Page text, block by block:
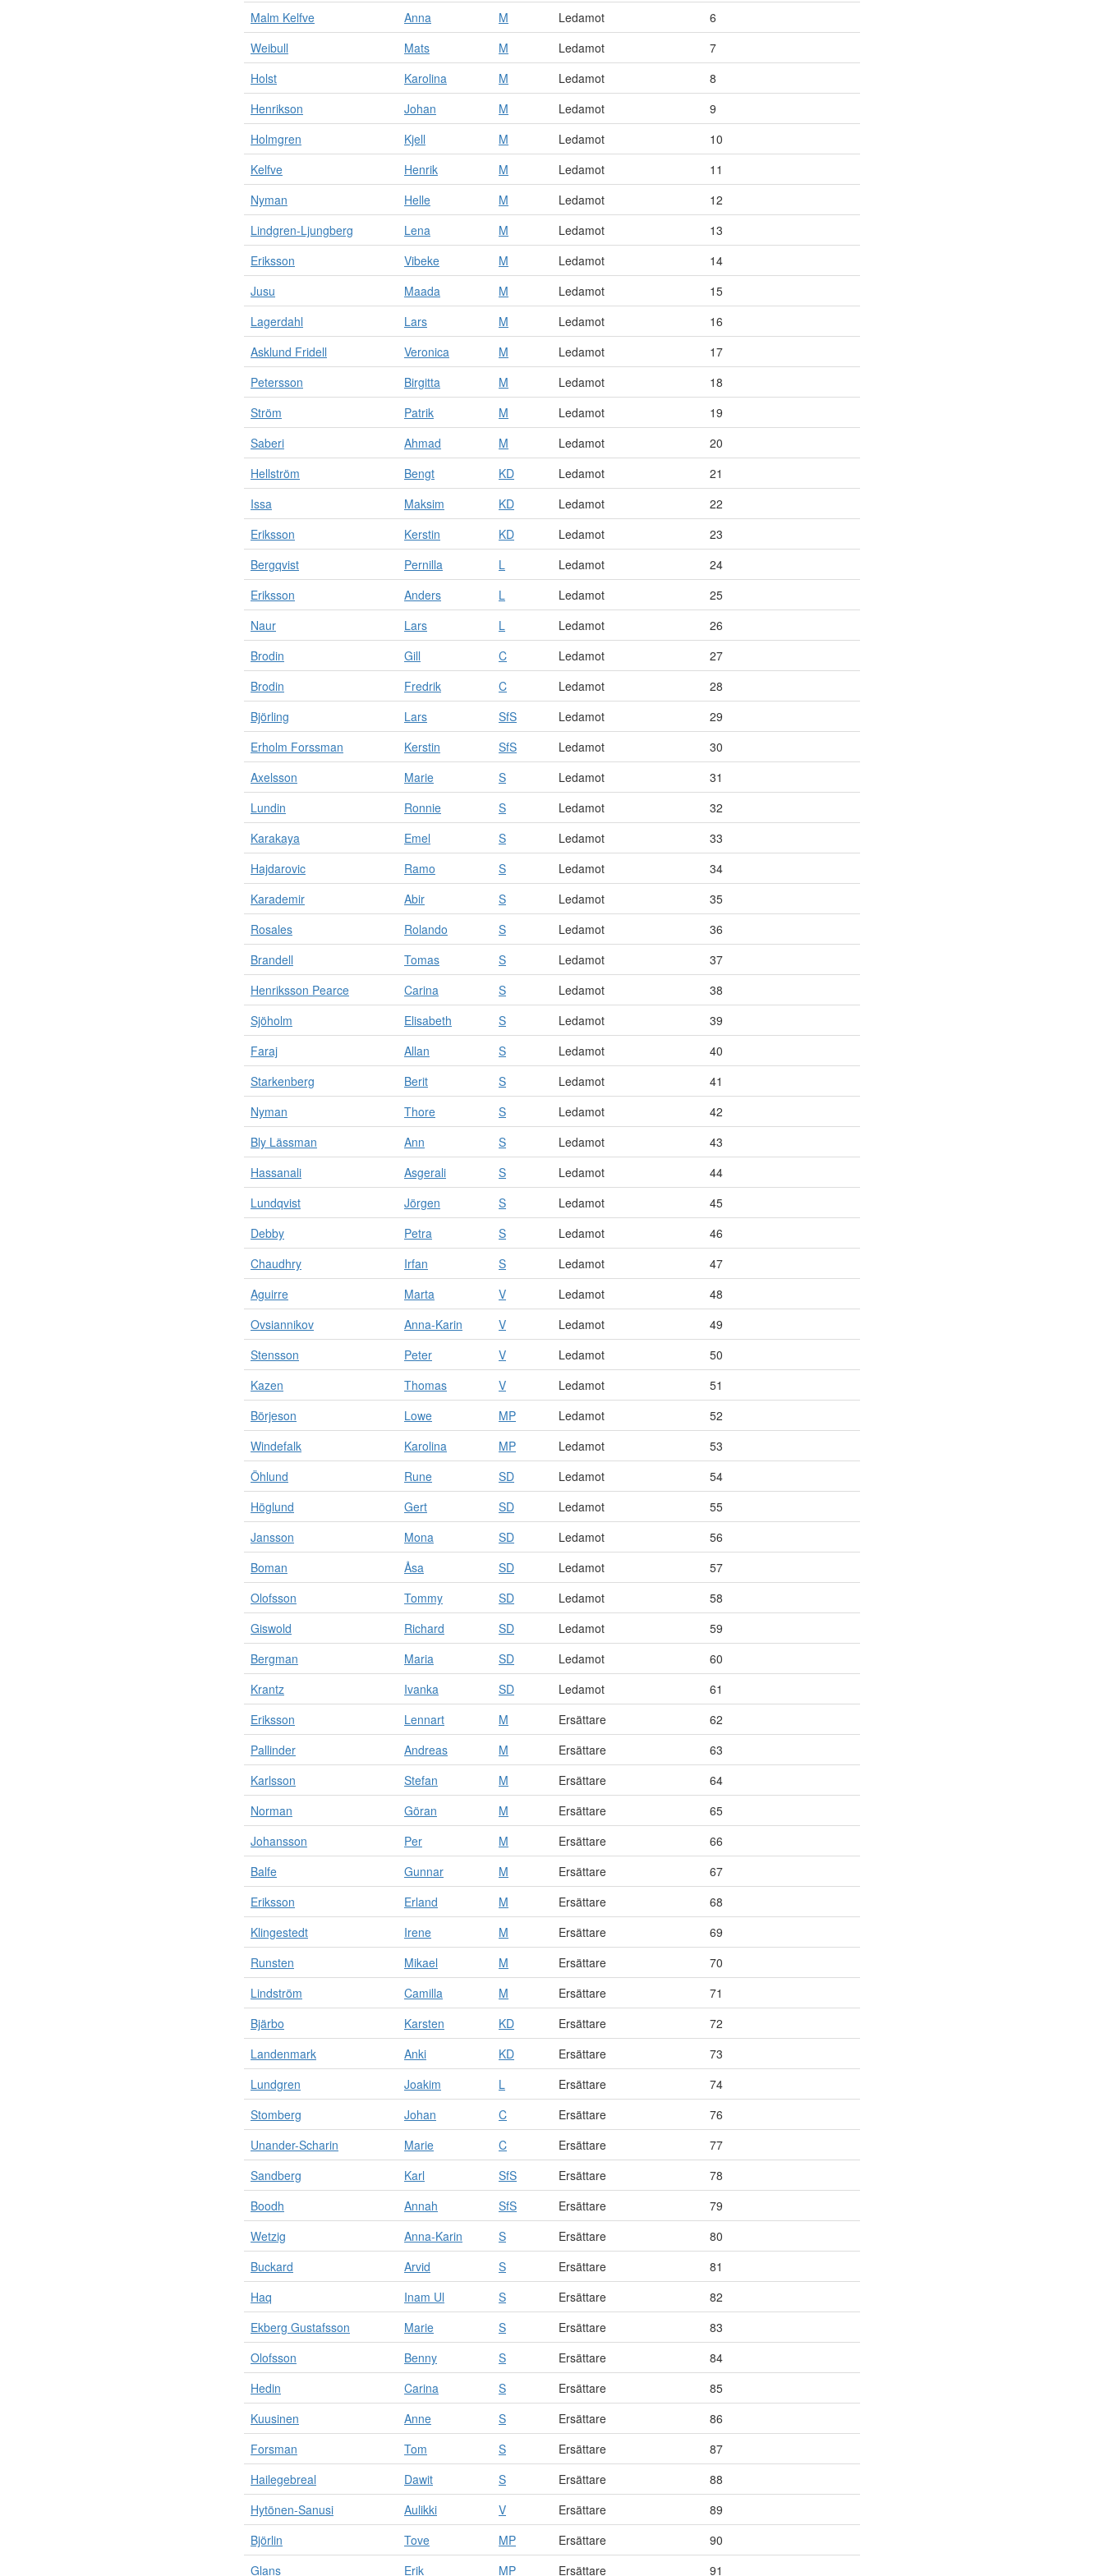
Malm Kelfve
Anna M Ledamot
6
Weibull
Mats M Ledamot
7
Holst
Karolina M Ledamot
8
Henrikson
Johan M Ledamot
9
Holmgren
Kjell M Ledamot
10
Kelfve
Henrik M Ledamot
11
Nyman
Helle M Ledamot
12
Lindgren-Ljungberg
Lena M Ledamot
13
Eriksson
Vibeke M Ledamot
14
Jusu
Maada M Ledamot
15
Lagerdahl
Lars M Ledamot
16
Asklund Fridell
Veronica M Ledamot
17
Petersson
Birgitta M Ledamot
18
Ström
Patrik M Ledamot
19
Saberi
Ahmad M Ledamot
20
Hellström
Bengt KD Ledamot
21
Issa
Maksim KD Ledamot
22
Eriksson
Kerstin KD Ledamot
23
Bergqvist
Pernilla L Ledamot
24
Eriksson
Anders L Ledamot
25
Naur
Lars L Ledamot
26
Brodin
Gill C Ledamot
27
Brodin
Fredrik C Ledamot
28
Björling
Lars SfS Ledamot
29
Erholm Forssman
Kerstin SfS Ledamot
30
Axelsson
Marie S Ledamot
31
Lundin
Ronnie S Ledamot
32
Karakaya
Emel S Ledamot
33
Hajdarovic
Ramo S Ledamot
34
Karademir
Abir S Ledamot
35
Rosales
Rolando S Ledamot
36
Brandell
Tomas S Ledamot
37
Henriksson Pearce
Carina S Ledamot
38
Sjöholm
Elisabeth S Ledamot
39
Faraj
Allan S Ledamot
40
Starkenberg
Berit S Ledamot
41
Nyman
Thore S Ledamot
42
Bly Lässman
Ann S Ledamot
43
Hassanali
Asgerali S Ledamot
44
Lundqvist
Jörgen S Ledamot
45
Debby
Petra S Ledamot
46
Chaudhry
Irfan S Ledamot
47
Aguirre
Marta V Ledamot
48
Ovsiannikov
Anna-Karin V Ledamot
49
Stensson
Peter V Ledamot
50
Kazen
Thomas V Ledamot
51
Börjeson
Lowe MP Ledamot
52
Windefalk
Karolina MP Ledamot
53
Öhlund
Rune SD Ledamot
54
Höglund
Gert SD Ledamot
55
Jansson
Mona SD Ledamot
56
Boman
Åsa SD Ledamot
57
Olofsson
Tommy SD Ledamot
58
Giswold
Richard SD Ledamot
59
Bergman
Maria SD Ledamot
60
Krantz
Ivanka SD Ledamot
61
Eriksson
Lennart M Ersättare
62
Pallinder
Andreas M Ersättare
63
Karlsson
Stefan M Ersättare
64
Norman
Göran M Ersättare
65
Johansson
Per M Ersättare
66
Balfe
Gunnar M Ersättare
67
Eriksson
Erland M Ersättare
68
Klingestedt
Irene M Ersättare
69
Runsten
Mikael M Ersättare
70
Lindström
Camilla M Ersättare
71
Bjärbo
Karsten KD Ersättare
72
Landenmark
Anki KD Ersättare
73
Lundgren
Joakim L Ersättare
74
Stomberg
Johan C Ersättare
76
Unander-Scharin
Marie C Ersättare
77
Sandberg
Karl SfS Ersättare
78
Boodh
Annah SfS Ersättare
79
Wetzig
Anna-Karin S Ersättare
80
Buckard
Arvid S Ersättare
81
Haq
Inam Ul S Ersättare
82
Ekberg Gustafsson
Marie S Ersättare
83
Olofsson
Benny S Ersättare
84
Hedin
Carina S Ersättare
85
Kuusinen
Anne S Ersättare
86
Forsman
Tom S Ersättare
87
Hailegebreal
Dawit S Ersättare
88
Hytönen-Sanusi
Aulikki V Ersättare
89
Björlin
Tove MP Ersättare
90
Glans
Erik MP Ersättare 91